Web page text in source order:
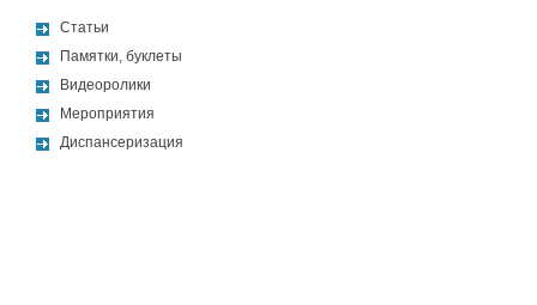
Статьи
Памятки, буклеты
Видеоролики
Мероприятия
Диспансеризация